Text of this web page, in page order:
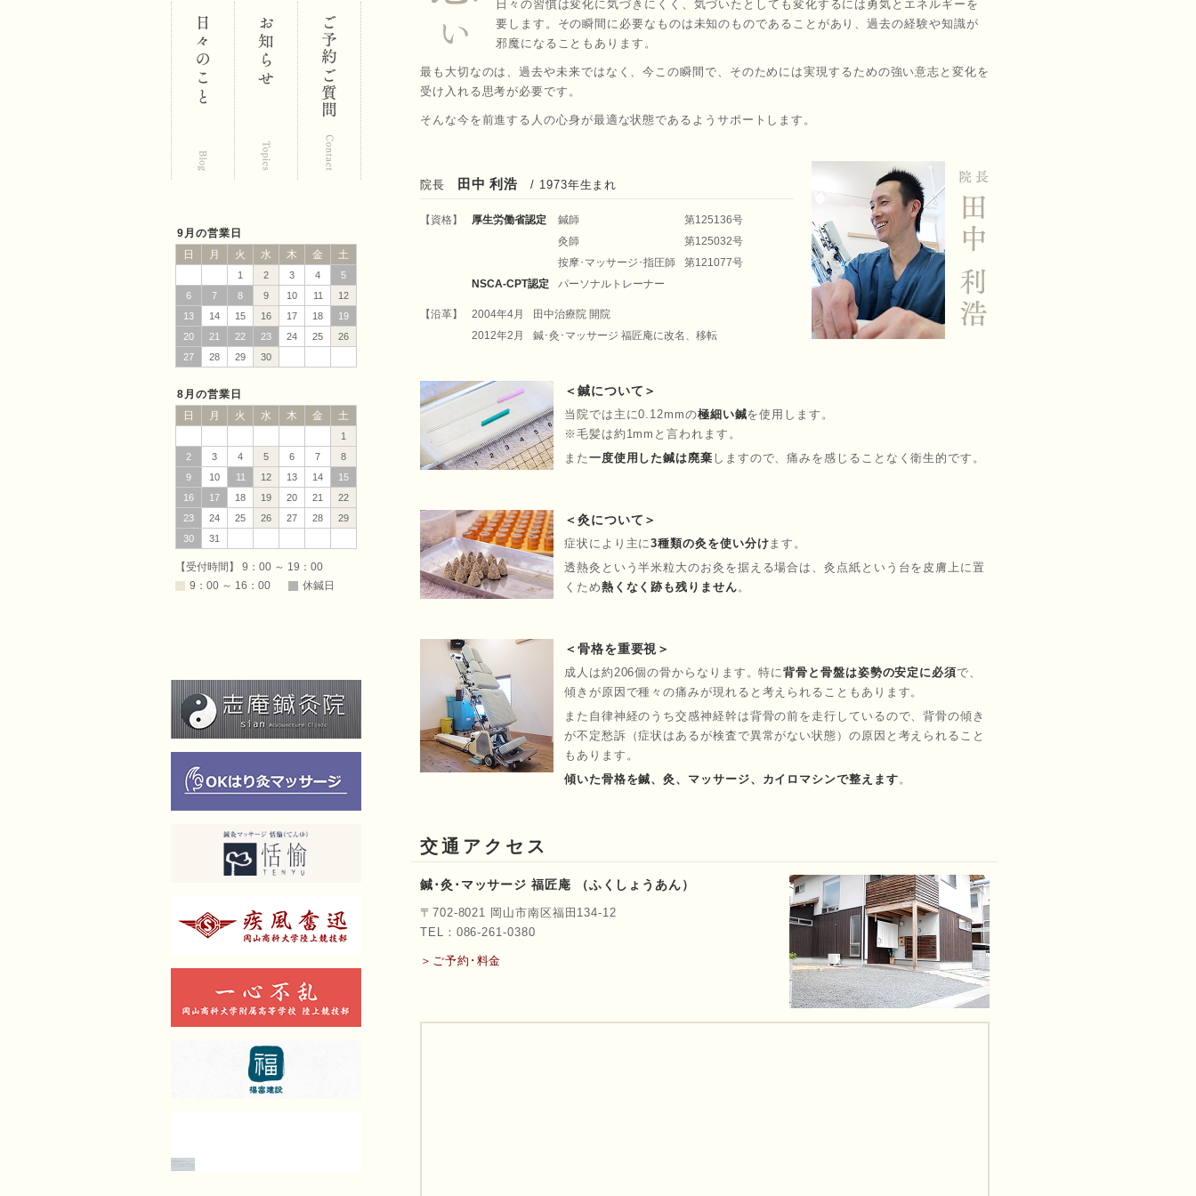
区 鍼･灸･
マッサー
ジ 福匠庵
（ふくし
ん）田中
日々の習慣は変化に気づきにくく、気づいたとしても変化するには勇気とエネルギーを
要します。その瞬間に必要なものは未知のものであることがあり、過去の経験や知識が
邪魔になることもあります。
最も大切なのは、過去や未来ではなく、今この瞬間で、そのためには実現するための強い意志と変化を
受け入れる思考が必要です。
そんな今を前進する人の心身が最適な状態であるようサポートします。
院長 田中 利浩 / 1973年生まれ
【資格】 厚生労働省認定 鍼師
第125136号
灸師
第125032号
按摩･マッサージ･指圧師
第121077号
NSCA-CPT認定
パーソナルトレーナー
【沿革】 2004年4月
田中治療院 開院
2012年2月
鍼･灸･マッサージ 福匠庵に改名、移転
＜鍼について＞
当院では主に0.12mmの極細い鍼を使用します。
※毛髪は約1mmと言われます。
また一度使用した鍼は廃棄 しますので、痛みを感じることなく衛生的です。
＜灸について＞
症状により主に3種類の灸を使い分けます。
透熱灸という半米粒大のお灸を据える場合は、灸点紙という台を皮膚上に置
くため熱くなく跡も残りません。
＜骨格を重要視＞
成人は約206個の骨からなります。特に背骨と骨盤は姿勢の安定に必須で、
傾きが原因で種々の痛みが現れると考えられることもあります。
また自律神経のうち交感神経幹は背骨の前を走行しているので、背骨の傾き
が不定愁訴（症状はあるが検査で異常がない状態）の原因と考えられること
もあります。
傾いた骨格を鍼、灸、マッサージ、カイロマシンで整えます。
交通アクセス
鍼･灸･マッサージ 福匠庵 （ふくしょうあん）
〒702-8021 岡山市南区福田134-12
TEL：086-261-0380
＞ご予約･料金
9月の営業日
日
月 火 水 木 金 土
1 2 3 4
5
6
7 8 9 10 11
12
13
14 15 16 17 18
19
20
21 22 23 24 25
26
27
28 29 30
8月の営業日
日
月 火 水 木 金 土
1
2
3 4 5 6 7
8
9
10 11 12 13 14
15
16
17 18 19 20 21
22
23
24 25 26 27 28
29
30
31
【受付時間】 9：00 ～ 19：00
9：00 ～ 16：00
休鍼日